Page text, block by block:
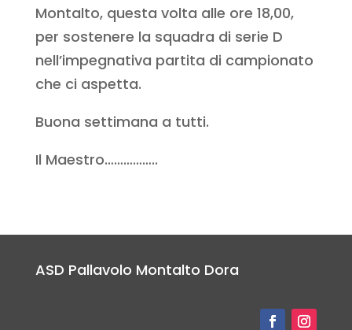
Montalto, questa volta alle ore 18,00,
per sostenere la squadra di serie D
nell’impegnativa partita di campionato
che ci aspetta.
Buona settimana a tutti.
Il Maestro……………..
ASD Pallavolo Montalto Dora